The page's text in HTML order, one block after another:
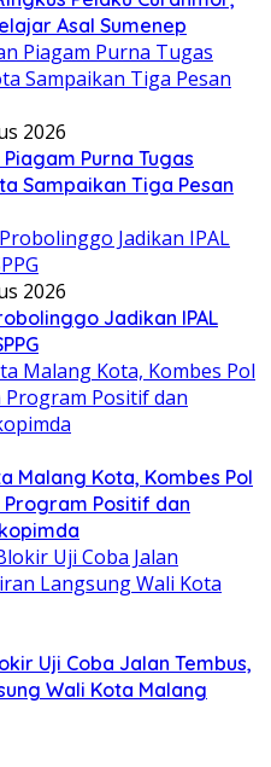
Asal Sumenep
2026
Purna Tugas
Sampaikan Tiga Pesan
2026
Jadikan IPAL
Malang Kota, Kombes Pol
Program Positif dan
Uji Coba Jalan Tembus,
Wali Kota Malang